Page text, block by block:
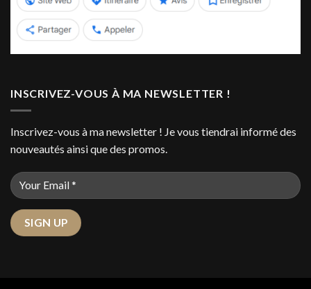
INSCRIVEZ-VOUS À MA NEWSLETTER !
Inscrivez-vous à ma newsletter ! Je vous tiendrai informé des
nouveautés ainsi que des promos.